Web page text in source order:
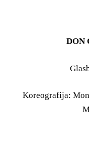
DON
Koreografija: